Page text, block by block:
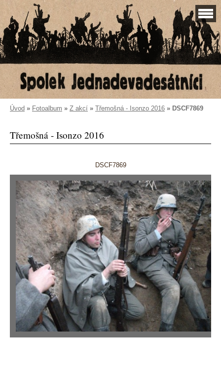
Úvod » Fotoalbum » Z akcí » Třemošná - Isonzo 2016 » DSCF7869
Třemošná - Isonzo 2016
DSCF7869